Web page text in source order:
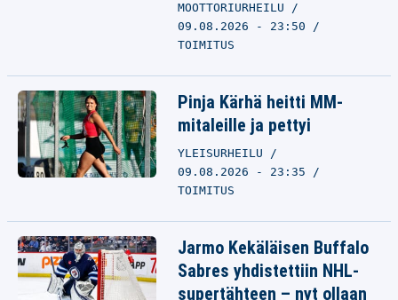
MOOTTORIURHEILU
09.08.2026 - 23:50
TOIMITUS
Pinja Kärhä heitti MM-
mitaleille ja pettyi
YLEISURHEILU
09.08.2026 - 23:35
TOIMITUS
Jarmo Kekäläisen Buffalo
Sabres yhdistettiin NHL-
supertähteen – nyt ollaan